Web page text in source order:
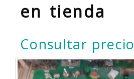
en tienda
Consultar precio